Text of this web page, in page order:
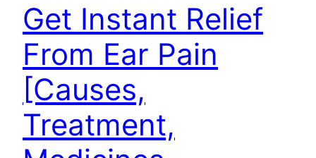
Get Instant Relief
From Ear Pain
[Causes,
Treatment,